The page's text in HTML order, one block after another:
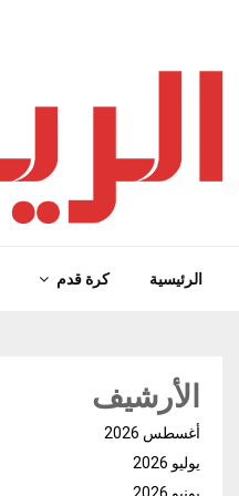
الرئيسية كرة قدم
الأرشيف
أغسطس 2026
يوليو 2026
يونيو 2026